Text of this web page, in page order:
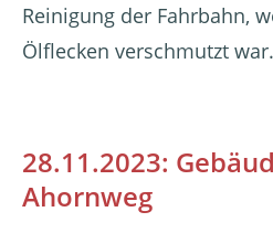
Reinigung der Fahrbahn,
Ölflecken verschmutzt war.
28.11.2023:
Ahornweg